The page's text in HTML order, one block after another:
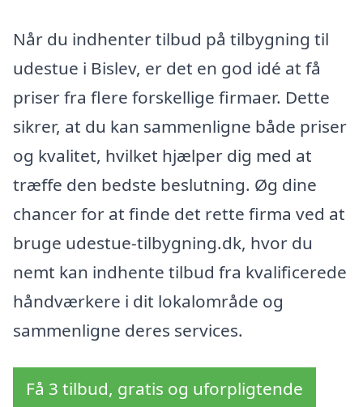
Når du indhenter tilbud på tilbygning til
udestue i Bislev, er det en god idé at få
priser fra flere forskellige firmaer. Dette
sikrer, at du kan sammenligne både priser
og kvalitet, hvilket hjælper dig med at
træffe den bedste beslutning. Øg dine
chancer for at finde det rette firma ved at
bruge udestue-tilbygning.dk, hvor du
nemt kan indhente tilbud fra kvalificerede
håndværkere i dit lokalområde og
sammenligne deres services.
Få 3 tilbud, gratis og uforpligtende